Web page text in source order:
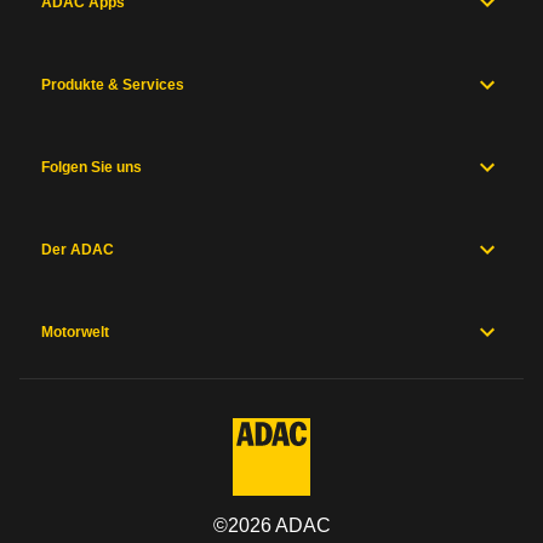
Produkte & Services
Folgen Sie uns
Der ADAC
Motorwelt
©2026ADAC